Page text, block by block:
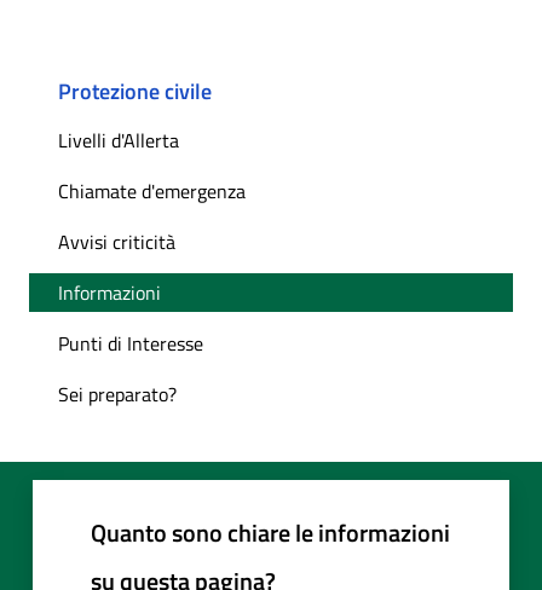
Protezione civile
Livelli d'Allerta
Chiamate d'emergenza
Avvisi criticità
Informazioni
Punti di Interesse
Sei preparato?
Quanto sono chiare le informazioni
su questa pagina?